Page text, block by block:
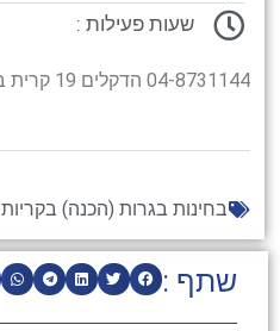
שתף :
שעות פעילות :
04-8731144 הדקלים 19 קרית ביאליק
בחינות בגרות (הכנה) בקריות